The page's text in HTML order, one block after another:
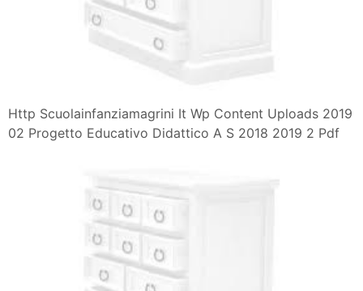
Http Scuolainfanziamagrini It Wp Content Uploads 2019
02 Progetto Educativo Didattico A S 2018 2019 2 Pdf